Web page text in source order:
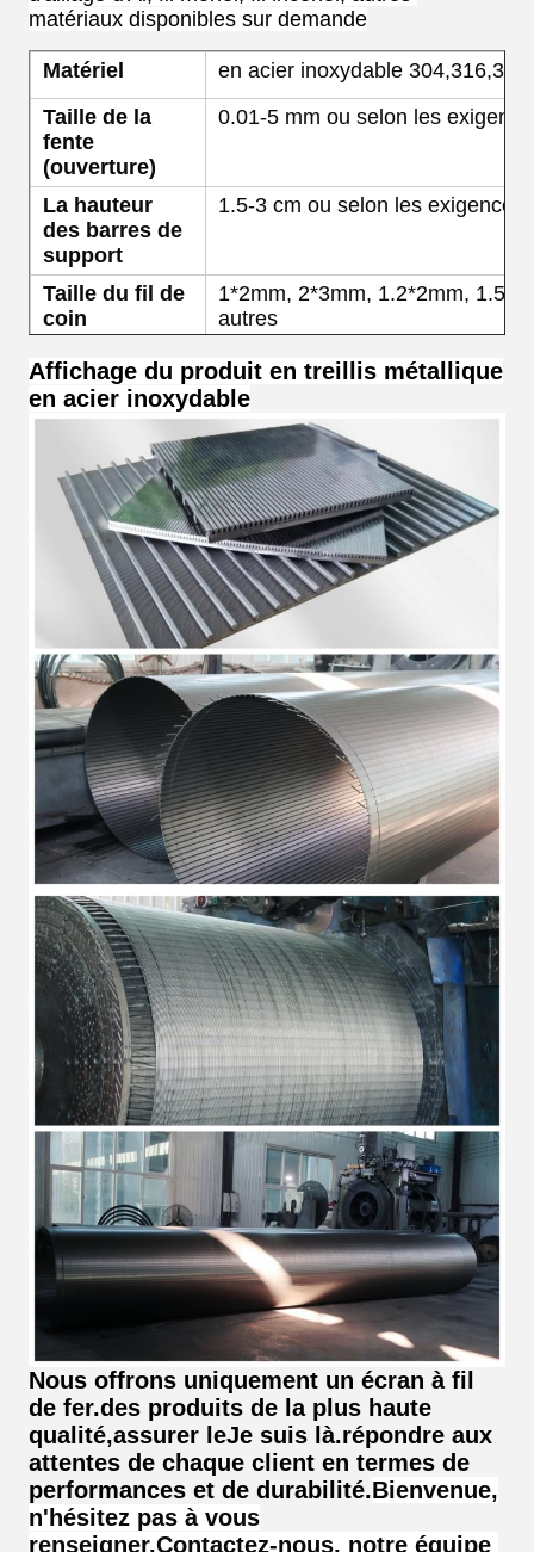
matériaux disponibles sur demande
Matériel
en acier inoxydable
Taille de la
fente
(ouverture)
0.01-5 mm ou selon les
La hauteur
des barres de
support
1.5-3 cm ou selon les exigences
Taille du fil de
coin
1*2mm, 2*3mm, 1.2*2mm,
autres
Taille des
barres de
support
2*3 mm, 3*4 mm, 3*4,6 mm ou
Affichage du produit en treillis métallique
en acier inoxydable
Nous offrons uniquement un écran à fil
de fer.des produits de la plus haute
qualité,assurer leJe suis là.répondre aux
attentes de chaque client en termes de
performances et de durabilité.Bienvenue,
n'hésitez pas à vous
renseigner.Contactez-nous, notre équipe